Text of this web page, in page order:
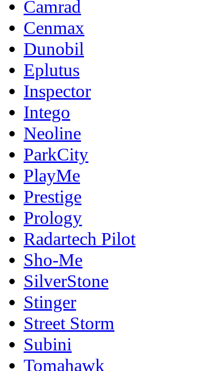
Camrad
Cenmax
Dunobil
Eplutus
Inspector
Intego
Neoline
ParkCity
PlayMe
Prestige
Prology
Radartech Pilot
Sho-Me
SilverStone
Stinger
Street Storm
Subini
Tomahawk